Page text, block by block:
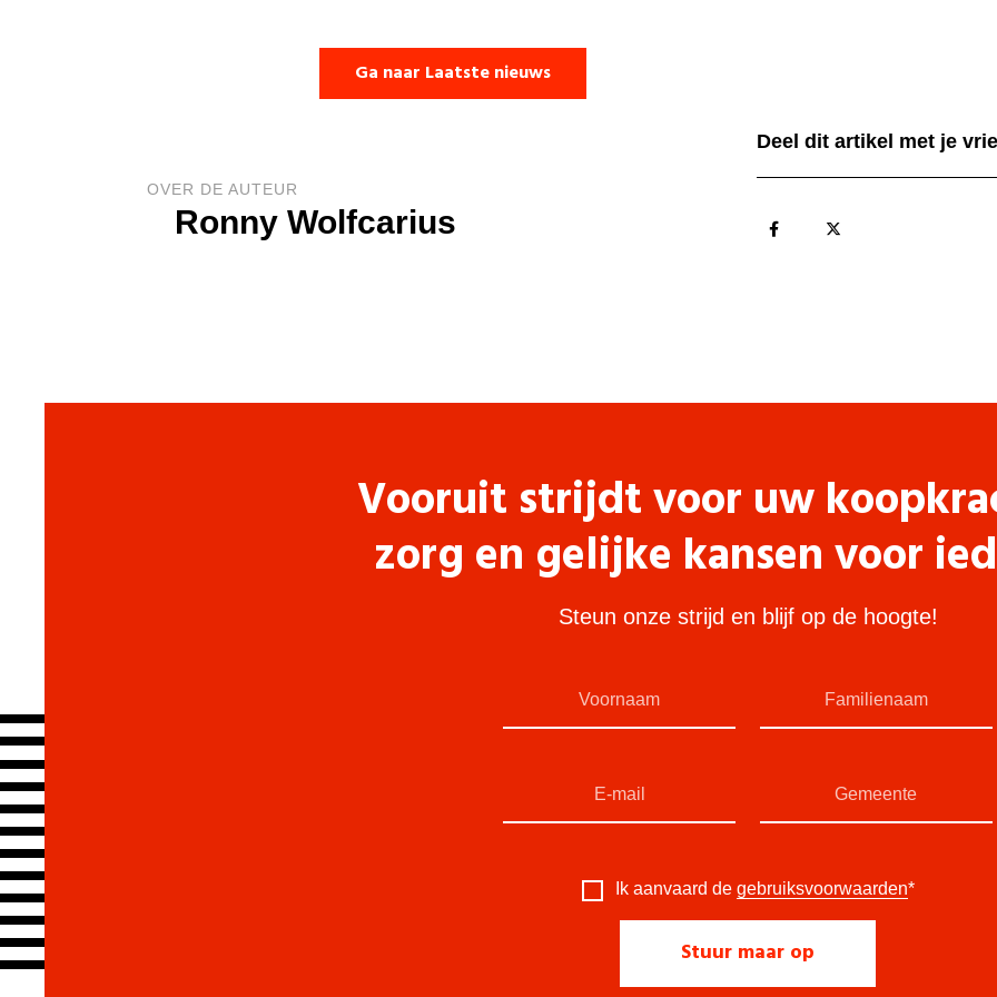
Ga naar Laatste nieuws
OVER DE AUTEUR
Ronny Wolfcarius
Deel dit artikel met je
Vooruit strijdt voor uw
zorg en gelijke kansen voor
Steun onze strijd en blijf op de hoogte!
Ik aanvaard de gebruiksvoorwaarden*